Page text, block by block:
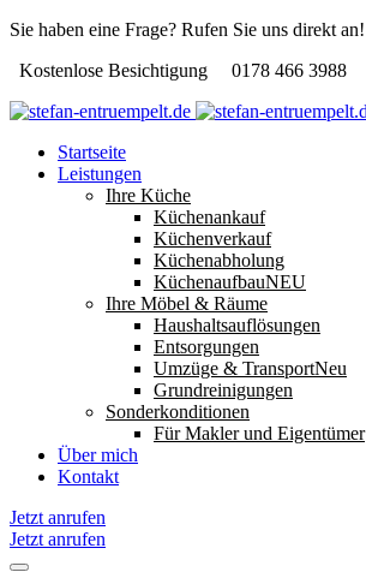
Sie haben eine Frage? Rufen Sie uns direkt an!
Kostenlose Besichtigung
0178 466 3988
Startseite
Leistungen
Ihre Küche
Küchenankauf
Küchenverkauf
Küchenabholung
KüchenaufbauNEU
Ihre Möbel & Räume
Haushaltsauflösungen
Entsorgungen
Umzüge & TransportNeu
Grundreinigungen
Sonderkonditionen
Für Makler und Eigentümer
Über mich
Kontakt
Jetzt anrufen
Jetzt anrufen